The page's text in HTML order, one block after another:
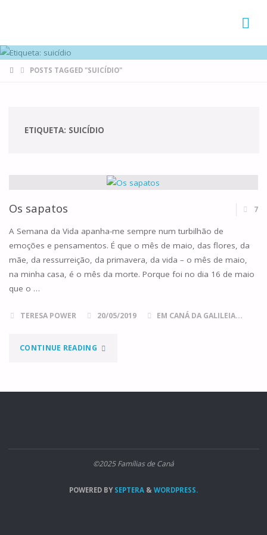
HOMEPOSTS TAGGED "SUICÍDIO"
ETIQUETA: SUICÍDIO
Os sapatos 7
A Semana da Vida apanha-me sempre num turbilhão de
emoções e pensamentos. É que o mês de maio, das flores, da
mãe, da ressurreição, da primavera, da vida – o mês de maio,
na minha casa, é o mês da morte. Porque foi no dia 16 de maio
que o …
TERESA POWER 20/05/2019 EM CANÁ DA GALILEIA...
CONTINUE READING"OS
©2025 Famílias de Caná
POWERED BYSEPTERA & WORDPRESS.